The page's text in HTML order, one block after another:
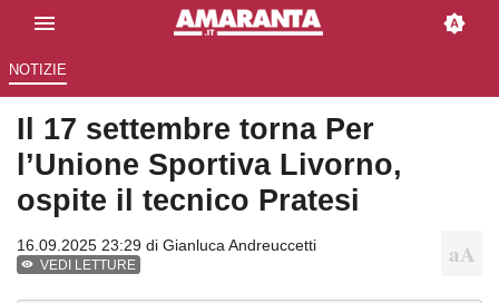
NOTIZIE
Il 17 settembre torna Per
l’Unione Sportiva Livorno,
ospite il tecnico Pratesi
16.09.2025 23:29 di Gianluca Andreuccetti
VEDI LETTURE